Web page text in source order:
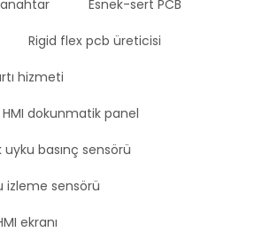
Esnek-sert PCB
Rigid flex pcb üreticisi
hizmeti
dokunmatik panel
uyku basınç sensörü
izleme sensörü
ekranı